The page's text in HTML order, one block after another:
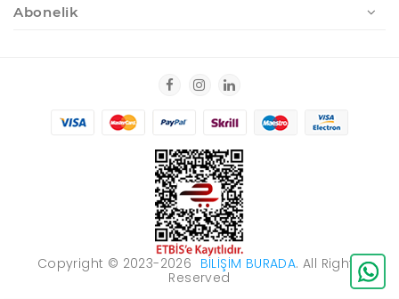
Abonelik
Copyright © 2023-2026 BILIŞIM BURADA. All Rights
Reserved